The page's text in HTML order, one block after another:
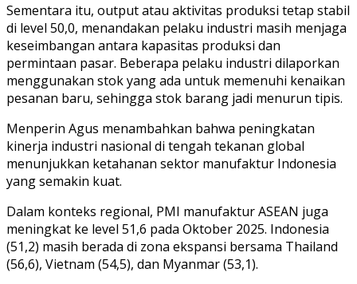
Sementara itu, output atau aktivitas produksi tetap stabil
di level 50,0, menandakan pelaku industri masih menjaga
keseimbangan antara kapasitas produksi dan
permintaan pasar. Beberapa pelaku industri dilaporkan
menggunakan stok yang ada untuk memenuhi kenaikan
pesanan baru, sehingga stok barang jadi menurun tipis.
Menperin Agus menambahkan bahwa peningkatan
kinerja industri nasional di tengah tekanan global
menunjukkan ketahanan sektor manufaktur Indonesia
yang semakin kuat.
Dalam konteks regional, PMI manufaktur ASEAN juga
meningkat ke level 51,6 pada Oktober 2025. Indonesia
(51,2) masih berada di zona ekspansi bersama Thailand
(56,6), Vietnam (54,5), dan Myanmar (53,1).